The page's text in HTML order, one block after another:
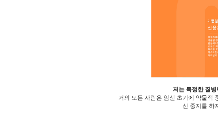
저는 특정한 질
거의 모든 사람은 임신 초기에 약물적
신 중지를 하